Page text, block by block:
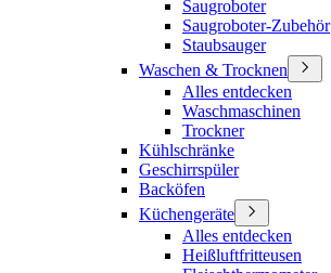
Saugroboter
Saugroboter-Zubehör
Staubsauger
Waschen & Trocknen
Alles entdecken
Waschmaschinen
Trockner
Kühlschränke
Geschirrspüler
Backöfen
Küchengeräte
Alles entdecken
Heißluftfritteusen